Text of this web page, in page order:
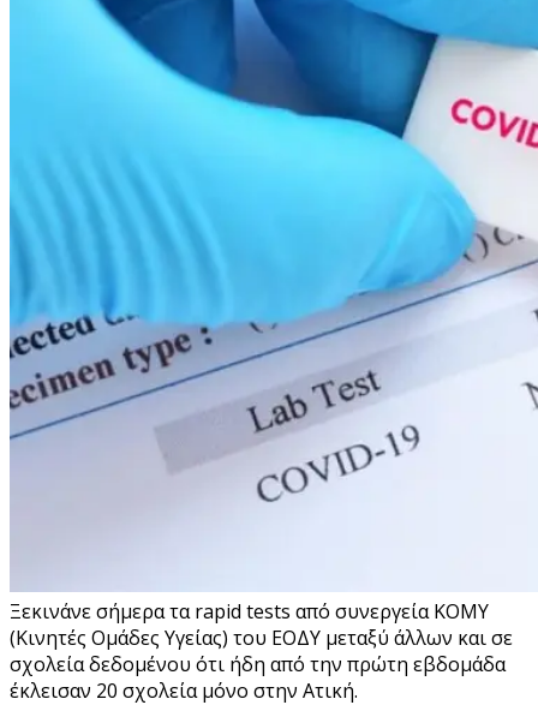
Ξεκινάνε σήμερα τα rapid tests από συνεργεία ΚΟΜΥ
(Κινητές Ομάδες Υγείας) του ΕΟΔΥ μεταξύ άλλων και σε
σχολεία δεδομένου ότι ήδη από την πρώτη εβδομάδα
έκλεισαν 20 σχολεία μόνο στην Ατική.